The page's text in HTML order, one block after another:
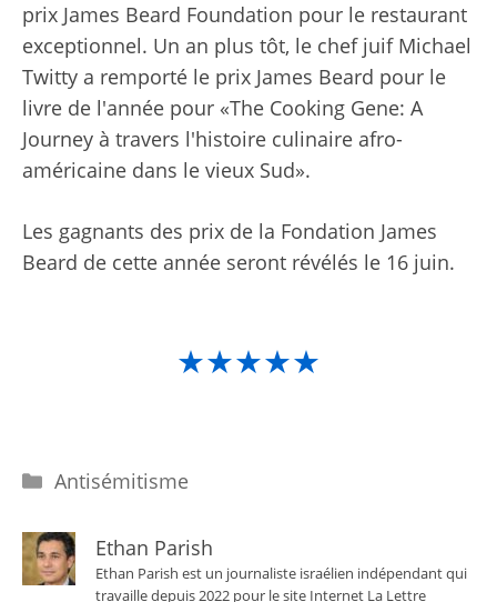
prix James Beard Foundation pour le restaurant
exceptionnel. Un an plus tôt, le chef juif Michael
Twitty a remporté le prix James Beard pour le
livre de l'année pour «The Cooking Gene: A
Journey à travers l'histoire culinaire afro-
américaine dans le vieux Sud».
Les gagnants des prix de la Fondation James
Beard de cette année seront révélés le 16 juin.
★★★★★
Catégories
Antisémitisme
Ethan Parish
Ethan Parish est un journaliste israélien indépendant qui
travaille depuis 2022 pour le site Internet La Lettre